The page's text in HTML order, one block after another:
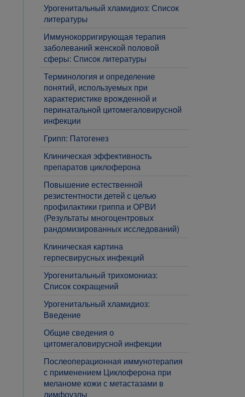
Урогенитальный хламидиоз: Список
литературы
Иммунокорригирующая терапия
заболеваний женской половой
сферы: Список литературы
Терминология и определение
понятий, используемых при
характеристике врожденной и
перинатальной цитомегаловирусной
инфекции
Грипп: Патогенез
Клиническая эффективность
препаратов циклоферона
Повышение естественной
резистентности детей с целью
профилактики гриппа и ОРВИ
(Результаты многоцентровых
рандомизированных исследований)
Клиническая картина
герпесвирусных инфекций
Урогенитальный трихомониаз:
Список сокращений
Урогенитальный хламидиоз:
Введение
Общие сведения о
цитомегаловирусной инфекции
Послеоперационная иммунотерапия
с применением Циклоферона при
меланоме кожи с метастазами в
лимфоузлы